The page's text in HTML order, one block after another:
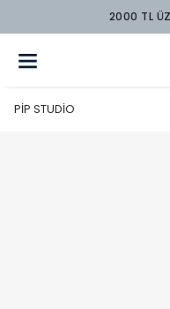
2000 TL
PİP STUDİO